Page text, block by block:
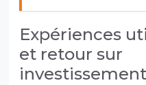
Expériences
et retour sur
investissement